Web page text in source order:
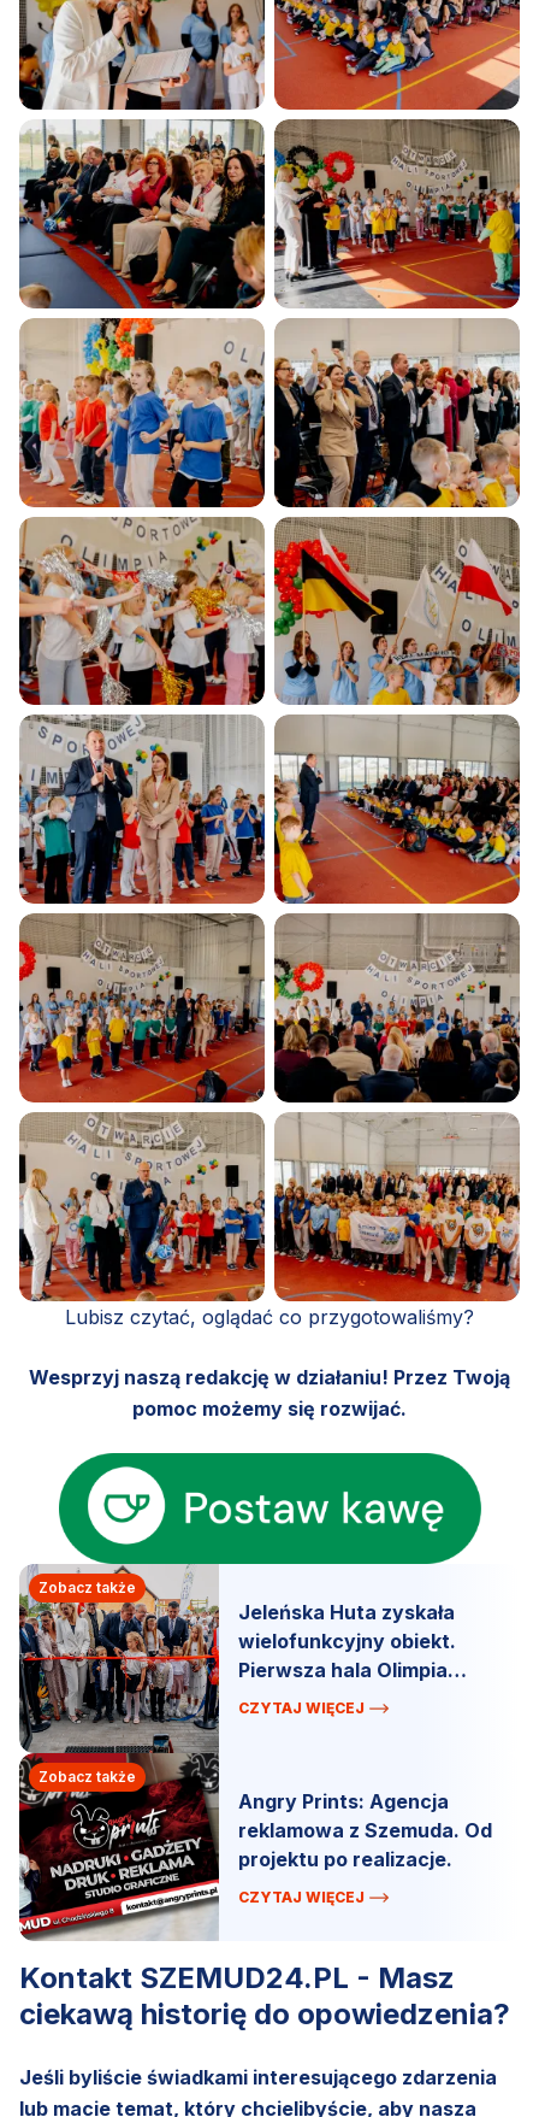
Lubisz czytać, oglądać co przygotowaliśmy?
Wesprzyj naszą redakcję w działaniu! Przez Twoją
pomoc możemy się rozwijać.
Zobacz także
Jeleńska Huta zyskała
wielofunkcyjny obiekt.
Pierwsza hala Olimpia
oficjalnie otwarta.
CZYTAJ WIĘCEJ
Zobacz także
Angry Prints: Agencja
reklamowa z Szemuda. Od
projektu po realizacje.
CZYTAJ WIĘCEJ
Kontakt SZEMUD24.PL - Masz
ciekawą historię do opowiedzenia?
Jeśli byliście świadkami interesującego zdarzenia
lub macie temat, który chcielibyście, aby nasza